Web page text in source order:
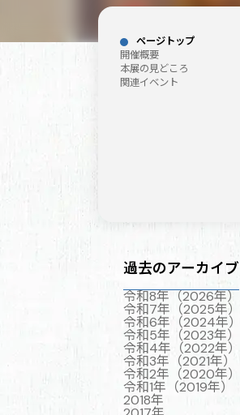
ページトップ
開催概要
本展の見どころ
関連イベント
過去のアーカイブ
令和8年（2026年）
令和7年（2025年）
令和6年（2024年）
令和5年（2023年）
令和4年（2022年）
令和3年（2021年）
令和2年（2020年）
令和1年（2019年）
2018年